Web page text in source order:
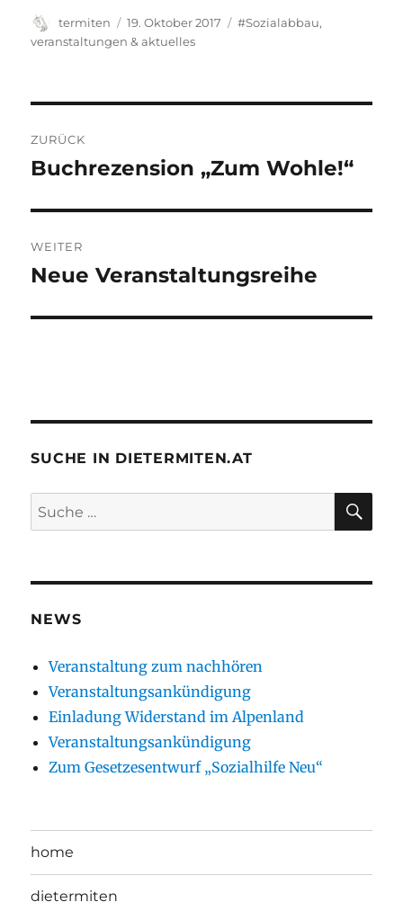
Autor
termiten
Veröffentlicht
am
19. Oktober 2017 Kategorien
#Sozialabbau,
veranstaltungen & aktuelles
Navigation
ZURÜCK
Vorheriger
Buchrezension „Zum Wohle!“
WEITER
Nächster
Neue Veranstaltungsreihe
SUCHE IN DIETERMITEN.AT
Suche
nach:
NEWS
Veranstaltung zum nachhören
Veranstaltungsankündigung
Einladung Widerstand im Alpenland
Veranstaltungsankündigung
Zum Gesetzesentwurf „Sozialhilfe Neu“
home
dietermiten